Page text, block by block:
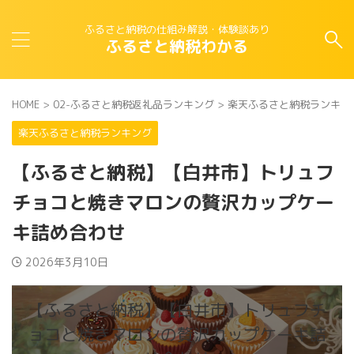
ふるさと納税の仕組み解説・体験談あり
ふるさと納税わかる
HOME > 02-ふるさと納税返礼品ランキング > 楽天ふるさと納税ランキン
楽天ふるさと納税ランキング
【ふるさと納税】【白井市】トリュフ
チョコと焼きマロンの贅沢カップケー
キ詰め合わせ
2026年3月10日
【ふるさと納税】【白井市】トリュフチ
ョコと焼きマロンの贅沢カップケーキ詰